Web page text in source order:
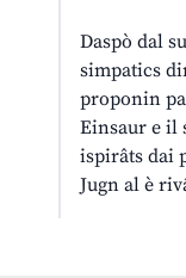
Daspò dal
simpatics
proponin
Einsaur e il
ispirâts dai
Jugn al è